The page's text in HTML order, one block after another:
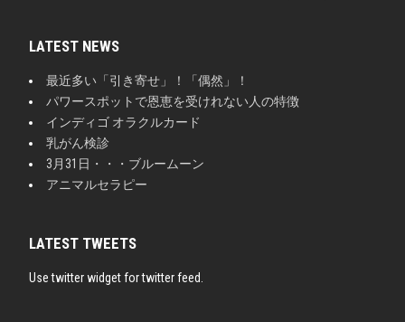
LATEST NEWS
最近多い「引き寄せ」！「偶然」！
パワースポットで恩恵を受けれない人の特徴
インディゴ オラクルカード
乳がん検診
3月31日・・・ブルームーン
アニマルセラピー
LATEST TWEETS
Use twitter widget for twitter feed.